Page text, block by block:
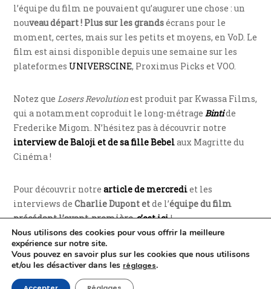
l’équipe du film ne pouvaient qu’augurer une chose : un
nouveau départ ! Plus sur les grandsécrans pour le
moment, certes, mais sur les petits et moyens, en VoD. Le
film est ainsi disponible depuis une semaine sur les
plateformes UNIVERSCINE, Proximus Picks et VOO.
Notez que Losers Revolutionest produit par Kwassa Films,
qui a notamment coproduit le long-métrageBintide
Frederike Migom. N’hésitez pas à découvrir notre
interview de Baloji et de sa fille Bebelaux Magritte du
Cinéma !
Pour découvrir notrearticle de mercrediet les
interviews deCharlie Dupontetde l’équipe du film
précédant l’avant-première,c’est ici!
Bons visionnages !
Jean-Philippe Thiriart et Maxence Debroux
Nous utilisons des cookies pour vous offrir la meilleure
expérience sur notre site.
Vous pouvez en savoir plus sur les cookies que nous utilisons
et/ou les désactiver dans les réglages.